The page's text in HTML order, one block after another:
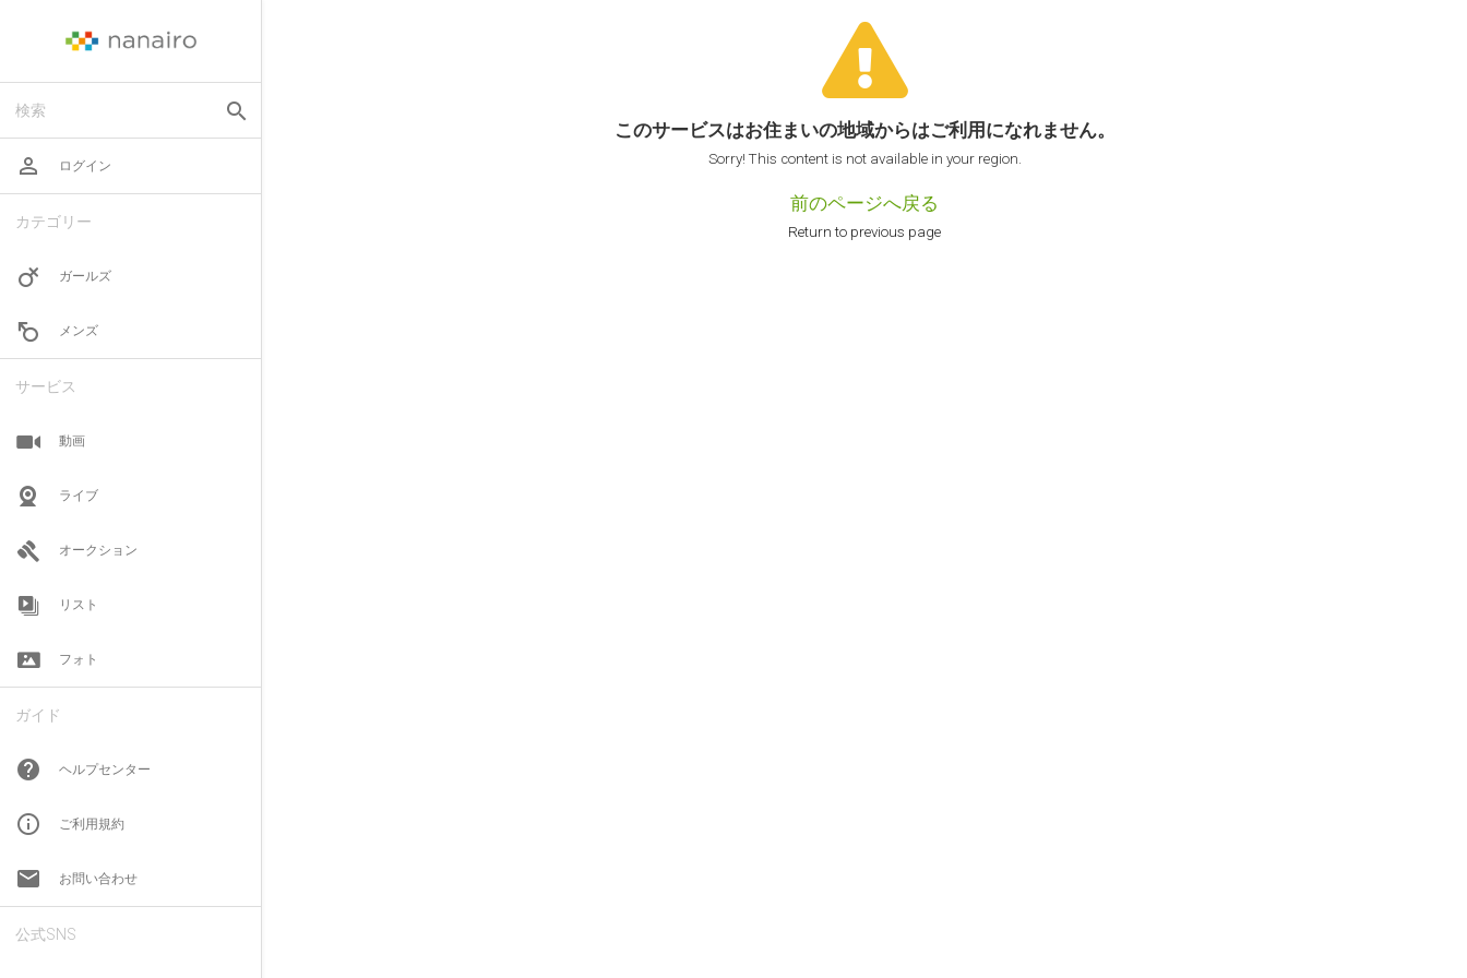
検索 search
perm_identity ログイン
カテゴリー
ガールズ
メンズ
サービス
動画
ライブ
オークション
リスト
フォト
ガイド
help ヘルプセンター
info_outline ご利用規約
email お問い合わせ
公式SNS
このサービスはお住まいの地域からはご利用になれません。
Sorry! This content is not available in your region.
前のページへ戻る
Return to previous page